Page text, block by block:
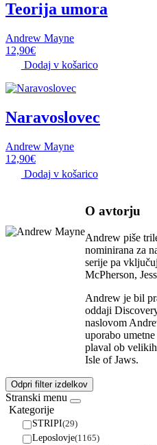
Teorija umora
Andrew Mayne
12,90€
Dodaj v košarico
Naravoslovec
Andrew Mayne
12,90€
Dodaj v košarico
O avtorju
Andrew piše
nominirana za
serije pa
McPherson,
Andrew je bil
oddaji
naslovom
uporabo
plaval ob
Isle of Jaws.
Odpri filter izdelkov
Stranski menu
Kategorije
STRIPI(29)
Leposlovje(1165)